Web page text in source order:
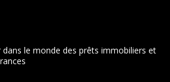
dans le monde des prêts immobiliers et